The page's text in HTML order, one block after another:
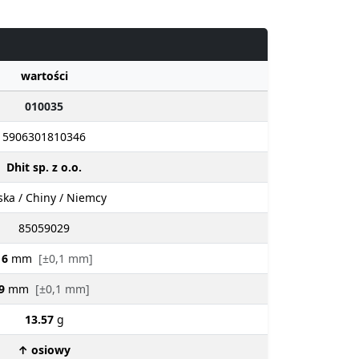
wartości
010035
5906301810346
Dhit sp. z o.o.
/ Chiny / Niemcy
85059029
mm [±0,1 mm]
mm [±0,1 mm]
13.57 g
↑ osiowy